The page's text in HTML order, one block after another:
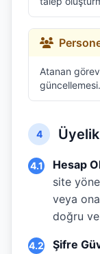
Atanan
güncellemesi.
4
4.1 Hesap
site
veya
doğru
4.2 Şifre